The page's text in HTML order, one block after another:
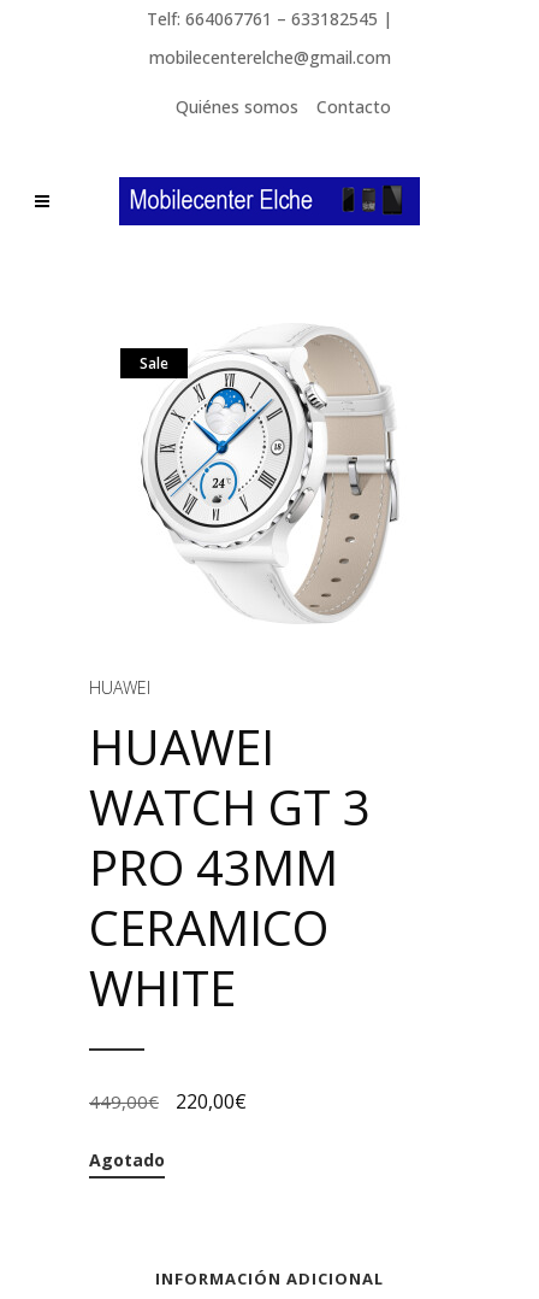
Telf: 664067761 – 633182545 |
mobilecenterelche@gmail.com
Quiénes somos Contacto
Sale
HUAWEI
HUAWEI
WATCH GT 3
PRO 43MM
CERAMICO
WHITE
449,00€ 220,00€
Agotado
INFORMACIÓN ADICIONAL